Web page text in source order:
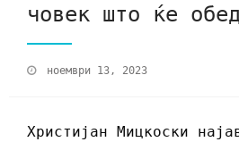
човек што ќе
ноември 13, 2023
Христијан Мицкоски